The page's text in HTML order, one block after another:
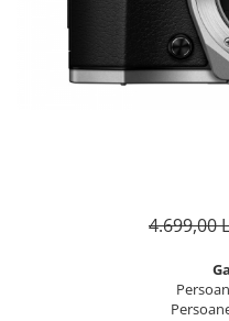
Adaptoare montura /
4.699,00